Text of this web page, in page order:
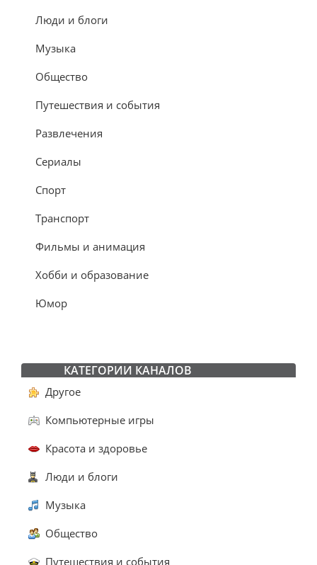
Люди и блоги
Музыка
Общество
Путешествия и события
Развлечения
Сериалы
Спорт
Транспорт
Фильмы и анимация
Хобби и образование
Юмор
КАТЕГОРИИ КАНАЛОВ
Другое
Компьютерные игры
Красота и здоровье
Люди и блоги
Музыка
Общество
Путешествия и события